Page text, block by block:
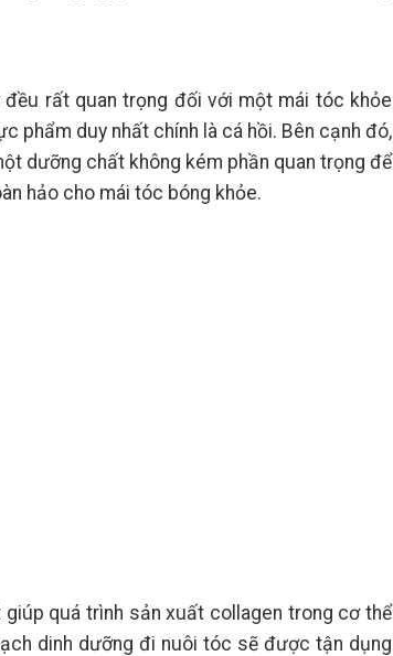
đều rất quan trọng đối với một mái tóc khỏe
phẩm duy nhất chính là cá hồi. Bên cạnh đó,
dưỡng chất không kém phần quan trọng để
hảo cho mái tóc bóng khỏe.
quá trình sản xuất collagen trong cơ thể
dinh dưỡng đi nuôi tóc sẽ được tận dụng